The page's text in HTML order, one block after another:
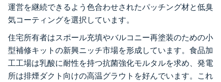
運営を継続できるよう色合わせされたパッチング材と低臭
気コーティングを選択しています。
住宅所有者はスポール充填やバルコニー再塗装のための小
型補修キットの新興ニッチ市場を形成しています。食品加
工工場は乳酸に耐性を持つ抗菌強化モルタルを求め、発電
所は排煙ダクト向けの高温グラウトを好んでいます。これ